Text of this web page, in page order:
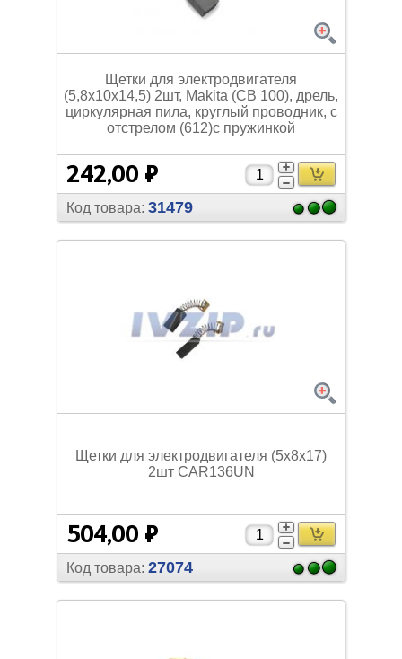
Щетки для электродвигателя
(5,8х10х14,5) 2шт, Makita (СВ 100), дрель,
циркулярная пила, круглый проводник, с
отстрелом (612)с пружинкой
242,00 ₽
Код товара: 31479
Щетки для электродвигателя (5x8x17)
2шт CAR136UN
504,00 ₽
Код товара: 27074